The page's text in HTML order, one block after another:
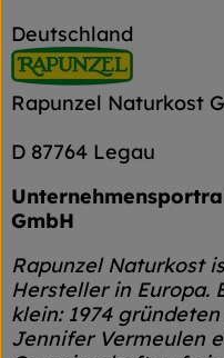
Deutschland
Rapunzel Naturkost
D 87764 Legau
GmbH
Rapunzel Naturkost
Hersteller in Europa.
klein: 1974
Jennifer Vermeulen